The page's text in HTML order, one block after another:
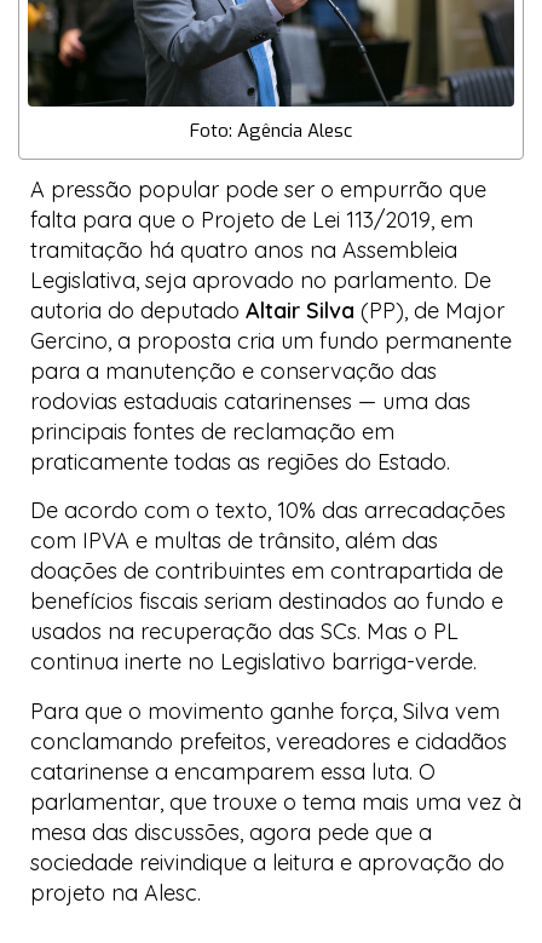
Foto: Agência Alesc
A pressão popular pode ser o empurrão que
falta para que o Projeto de Lei 113/2019, em
tramitação há quatro anos na Assembleia
Legislativa, seja aprovado no parlamento. De
autoria do deputado Altair Silva (PP), de Major
Gercino, a proposta cria um fundo permanente
para a manutenção e conservação das
rodovias estaduais catarinenses — uma das
principais fontes de reclamação em
praticamente todas as regiões do Estado.
De acordo com o texto, 10% das arrecadações
com IPVA e multas de trânsito, além das
doações de contribuintes em contrapartida de
benefícios fiscais seriam destinados ao fundo e
usados na recuperação das SCs. Mas o PL
continua inerte no Legislativo barriga-verde.
Para que o movimento ganhe força, Silva vem
conclamando prefeitos, vereadores e cidadãos
catarinense a encamparem essa luta. O
parlamentar, que trouxe o tema mais uma vez à
mesa das discussões, agora pede que a
sociedade reivindique a leitura e aprovação do
projeto na Alesc.